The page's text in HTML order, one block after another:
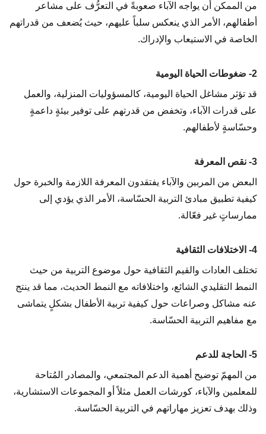
من الممكن أن يواجه الآباء صعوبةً في التعرُّف على مشاعر
أطفالهم، الأمر الذي ينعكس سلباً عليهم، حيث يُضعف من قدراتهم
الخاصة في الاستيعاب والإدراك.
2- ضغوطات الحياة اليومية
قد تؤثر مشاغل الحياة اليومية، كالمسؤوليات المنزلية، والعمل
على قدرات الآباء، وتخفض من قدرتهم على توفير بيئةٍ داعمةٍ
وحسّاسةٍ لأطفالهم.
3- نقص المعرفة
البعض من المربين والآباء يفتقدون المعرفة اللازمة والخبرة حول
كيفية تطبيق مبادئ التربية الحسّاسة، الأمر الذي يؤدي إلى
ممارساتٍ غير فعّالة.
4- الاختلافات الثقافية
تختلف العادات والقيم الثقافية حول موضوع التربية من حيث
النمط التقليدي الشائع، واختلافاته مع النمط الحديث، مما قد ينتج
عنه مشاكل وصراعات حول كيفية تربية الأطفال بشكلٍ يتماشى
مع مفاهيم التربية الحسّاسة.
5- الحاجة للدعم
من المهمّ توضيح أهمية الدعم المجتمعي، والمصادر المُتاحة
للمعلمين والآباء، كورشات العمل مثلاً أو المجموعات الاستشارية،
وذلك بهدف تعزيز مهاراتهم في التربية الحسّاسة.